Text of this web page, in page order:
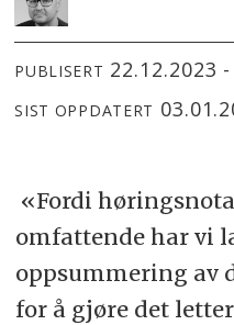
PUBLISERT 22.12.2023
SIST OPPDATERT
«Fordi
omfattende har vi
oppsummering av
for å gjøre det